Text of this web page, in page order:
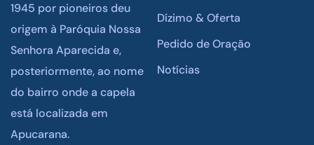
1945 por pioneiros deu
origem à Paróquia Nossa
Senhora Aparecida e,
posteriormente, ao nome
do bairro onde a capela
está localizada em
Apucarana.
Dízimo & Oferta
Pedido de Oração
Notícias